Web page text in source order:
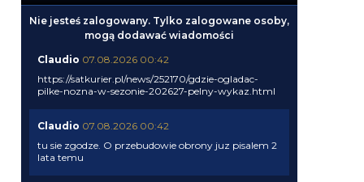
Nie jesteś zalogowany. Tylko zalogowane osoby,
mogą dodawać wiadomości
Claudio 07.08.2026 00:42
https://satkurier.pl/news/252170/gdzie-ogladac-
pilke-nozna-w-sezonie-202627-pelny-wykaz.html
Claudio 07.08.2026 00:42
tu sie zgodze. O przebudowie obrony juz pisalem 2
lata temu